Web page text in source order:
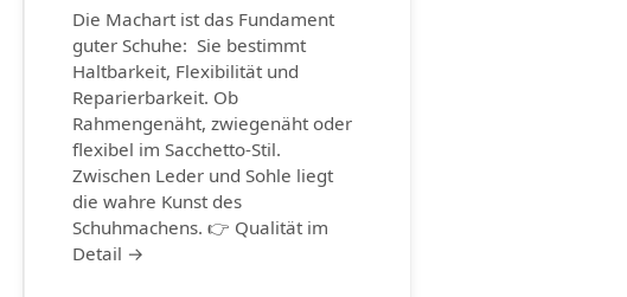
Die Machart ist das Fundament
guter Schuhe: Sie bestimmt
Haltbarkeit, Flexibilität und
Reparierbarkeit. Ob
Rahmengenäht, zwiegenäht oder
flexibel im Sacchetto-Stil.
Zwischen Leder und Sohle liegt
die wahre Kunst des
Schuhmachens. 👉 Qualität im
Detail →